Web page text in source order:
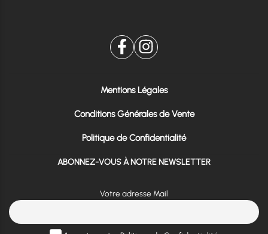
Mentions Légales
Conditions Générales de Vente
Politique de Confidentialité
ABONNEZ-VOUS À NOTRE NEWSLETTER
Votre adresse Mail